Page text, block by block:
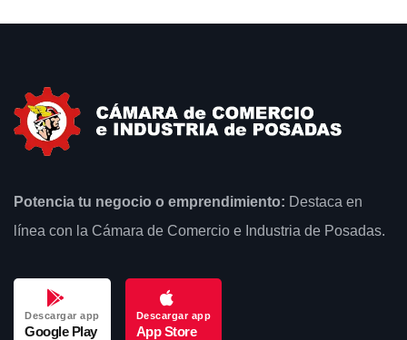
Potencia tu negocio o emprendimiento: Destaca en
línea con la Cámara de Comercio e Industria de Posadas.
Descargar app
Google Play
Descargar app
App Store